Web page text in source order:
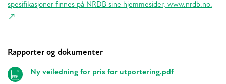
spesifikasjoner finnes på NRDB sine hjemmesider, www.nrdb.no.
Relaterte
Rapporter og dokumenter
Ny veiledning for pris for utportering.pdf